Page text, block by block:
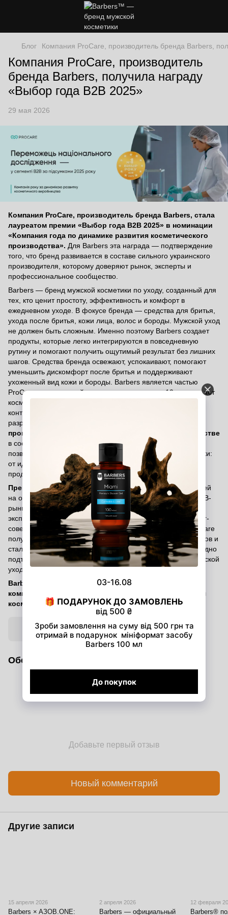
Блог Компания ProCare, производитель бренда Barbers,
Компания ProCare, производитель
бренда Barbers, получила награду
«Выбор года B2B 2025»
29 мая 2026
Компания ProCare, производитель бренда Barbers, стала
лауреатом премии «Выбор года B2B 2025» в номинации
«Компания года по динамике развития косметического
производства». Для Barbers эта награда — подтверждение
того, что бренд развивается в составе сильного украинского
производителя, которому доверяют рынок, эксперты и
профессиональное сообщество.
Barbers — бренд мужской косметики по уходу, созданный для
тех, кто ценит простоту, эффективность и комфорт в
ежедневном уходе. В фокусе бренда — средства для бритья,
ухода после бритья, кожи лица, волос и бороды. Мужской уход
не должен быть сложным. Именно поэтому Barbers создает
продукты, которые легко интегрируются в повседневную
рутину и помогают получить ощутимый результат без лишних
шагов. Средства бренда освежают, успокаивают, помогают
уменьшить дискомфорт после бритья и поддерживают
ухоженный вид кожи и бороды. Barbers является частью
ProCare — украинской компании, которая уже 10 лет создает
косметику, развивает собственные бренды, private label и
контрактное производство. Продукты бренда
разрабатываются в собственном R&D-центре ProCare и
производятся на сертифицированном GMP-производстве
в соответствии с европейскими стандартами качества. Это
позволяет контролировать каждый этап создания косметики:
от идеи и рецептуры до тестирования и выпуска готового
продукта.
Премия «Выбор года B2B 2025»
определяет победителей
на основе комплексного маркетингового исследования B2B-
рынка. В оценку входили опросы целевой аудитории,
экспертов, анализ медийной активности, оценка маркетинг-
совета и оргкомитета. По результатам исследования ProCare
получила самый высокий общий результат среди участников и
стала лидером в своей номинации. Для Barbers это еще одно
подтверждение: честный, понятный и результативный мужской
уход имеет свое место на украинском beauty-рынке.
Barbers — мужской уход без лишнего. Теперь — часть
компании, признанной лидером по динамике развития
косметического производства.
Обсуждение
Добавьте первый отзыв
Новый комментарий
Другие записи
15 апреля 2026
Barbers × AЗОВ.ONE:
2 апреля 2026
Barbers — официальный
12 февраля
Barbers®